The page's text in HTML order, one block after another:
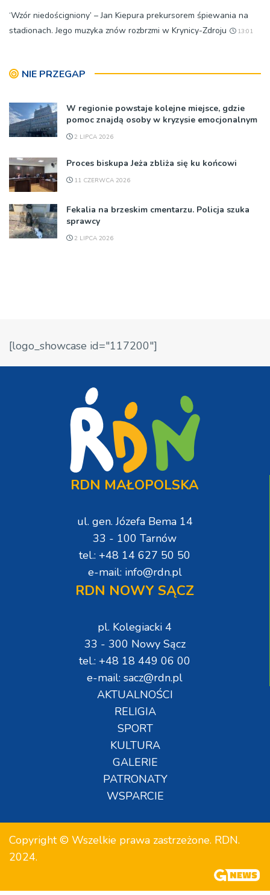
‘Wzór niedościgniony’ – Jan Kiepura prekursorem śpiewania na
stadionach. Jego muzyka znów rozbrzmi w Krynicy-Zdroju
13:01
NIE PRZEGAP
W regionie powstaje kolejne miejsce, gdzie
pomoc znajdą osoby w kryzysie emocjonalnym
2 LIPCA 2026
Proces biskupa Jeża zbliża się ku końcowi
11 CZERWCA 2026
Fekalia na brzeskim cmentarzu. Policja szuka
sprawcy
2 LIPCA 2026
[logo_showcase id="117200"]
RDN MAŁOPOLSKA
ul. gen. Józefa Bema 14
33 - 100 Tarnów
tel.: +48 14 627 50 50
e-mail: info@rdn.pl
RDN NOWY SĄCZ
pl. Kolegiacki 4
33 - 300 Nowy Sącz
tel.: +48 18 449 06 00
e-mail: sacz@rdn.pl
AKTUALNOŚCI
RELIGIA
SPORT
KULTURA
GALERIE
PATRONATY
WSPARCIE
Copyright © Wszelkie prawa zastrzeżone. RDN.
2024.